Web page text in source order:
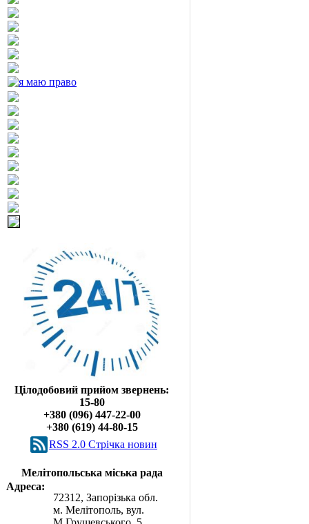
Цілодобовий прийом звернень:
15-80
+380 (096) 447-22-00
+380 (619) 44-80-15
RSS 2.0 Cтрічка новин
Мелітопольська міська рада
Адреса:
72312, Запорізька обл.
м. Мелітополь, вул.